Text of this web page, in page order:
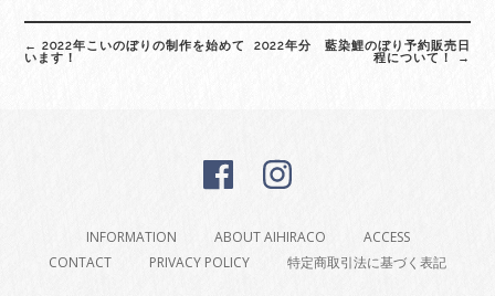
Post
navigation
← 2022年こいのぼりの制作を始めて
います！
2022年分 藍染鯉のぼり予約販売日
程について！ →
INFORMATION ABOUT AIHIRACO
ACCESS
CONTACT
PRIVACY POLICY 特定商取引法に基づく表記